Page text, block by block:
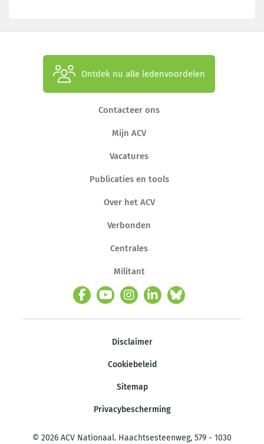
Ontdek nu alle ledenvoordelen
Contacteer ons
Mijn ACV
Vacatures
Publicaties en tools
Over het ACV
Verbonden
Centrales
Militant
Disclaimer
Cookiebeleid
Sitemap
Privacybescherming
© 2026 ACV Nationaal. Haachtsesteenweg, 579 - 1030